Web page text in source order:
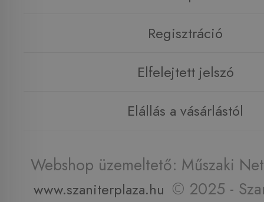
Regisztráció
Elfelejtett jelszó
Elállás a vásárlástól
Webshop üzemeltető: Műszaki
www.szaniterplaza.hu © 2025 -